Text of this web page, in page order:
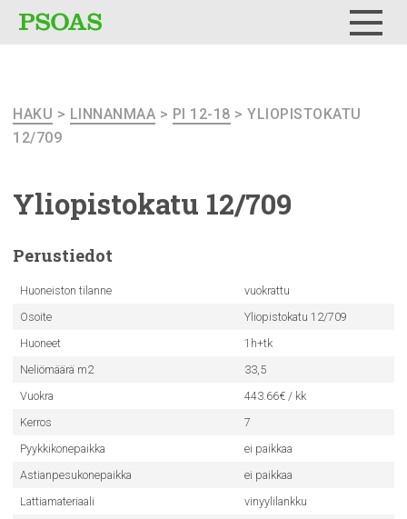
HAKU > LINNANMAA > PI 12-18 > YLIOPISTOKATU
12/709
Yliopistokatu 12/709
Perustiedot
Huoneiston tilanne
vuokrattu
Osoite
Yliopistokatu 12/709
Huoneet
1h+tk
Neliömäärä m2
33,5
Vuokra
443.66€ / kk
Kerros
7
Pyykkikonepaikka
ei paikkaa
Astianpesukonepaikka
ei paikkaa
Lattiamateriaali
vinyylilankku